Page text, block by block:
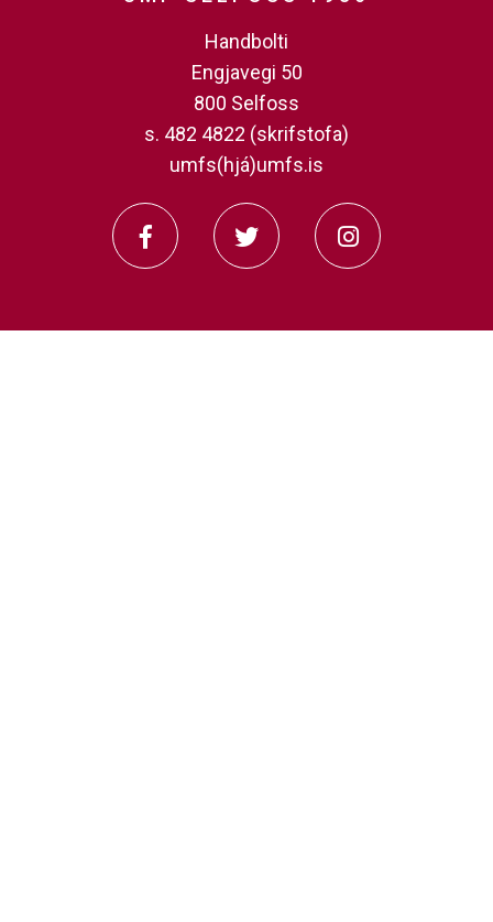
Handbolti
Engjavegi 50
800 Selfoss
s. 482 4822 (skrifstofa)
umfs(hjá)umfs.is